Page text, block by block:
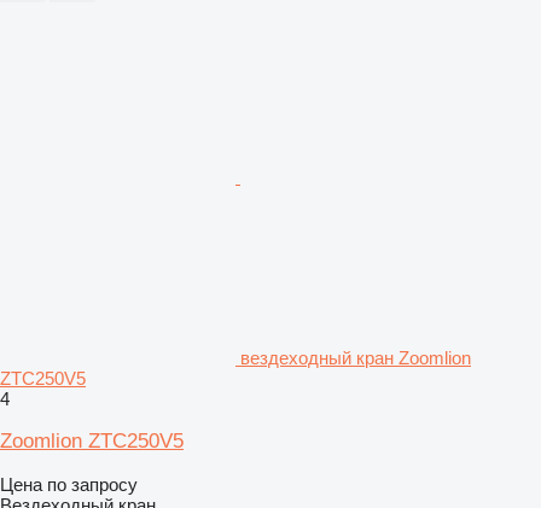
вездеходный кран Zoomlion
ZTC250V5
4
Zoomlion ZTC250V5
Цена по запросу